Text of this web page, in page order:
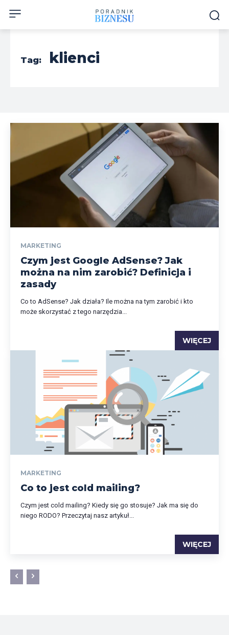
Tag: klienci
MARKETING
Czym jest Google AdSense? Jak
można na nim zarobić? Definicja i
zasady
Co to AdSense? Jak działa? Ile można na tym zarobić i kto
może skorzystać z tego narzędzia...
WIĘCEJ
MARKETING
Co to jest cold mailing?
Czym jest cold mailing? Kiedy się go stosuje? Jak ma się do
niego RODO? Przeczytaj nasz artykuł...
WIĘCEJ